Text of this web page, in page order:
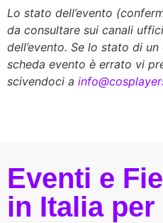
Lo stato dell’evento
da consultare sui canali
dell’evento. Se lo stato di
scheda evento è errato vi
scivendoci a
Eventi e
in Italia per